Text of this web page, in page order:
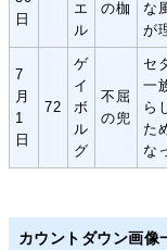
日
エ
ル
の枷
な
が
7
月
1
日
72
ゲ
イ
ボ
ル
グ
不屈
の兜
セ
一
ら
た
な
カウントダウン画像